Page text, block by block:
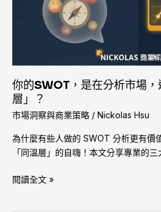
你的SWOT，是在分析市場，
層」？
市場洞察與商業策略 / Nickolas Hsu
為什麼有些人做的 SWOT 分析更有價
「同溫層」的自嗨！本文分享專業的
是
在
鞏
「同
層」？
閱讀全文 »